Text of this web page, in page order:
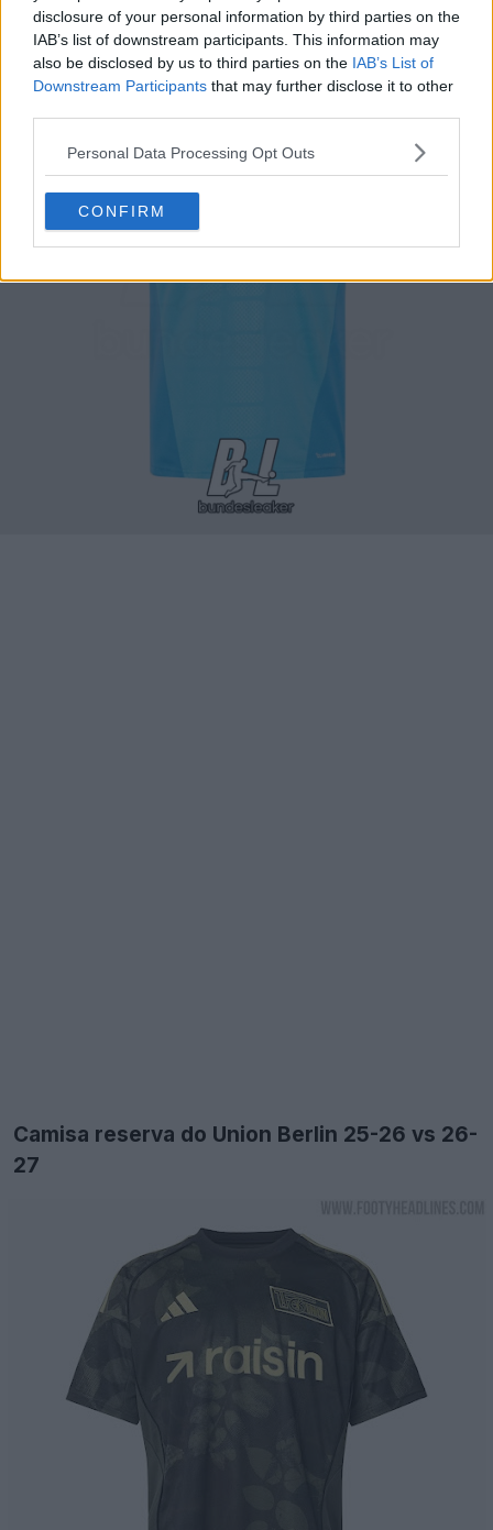
disclosure of your personal information by third parties on the
IAB’s list of downstream participants. This information may
also be disclosed by us to third parties on the IAB’s List of
Downstream Participants that may further disclose it to other
Personal Data Processing Opt Outs
CONFIRM
Berlin 26-27
Camisa reserva do Union Berlin 25-26 vs 26-
27